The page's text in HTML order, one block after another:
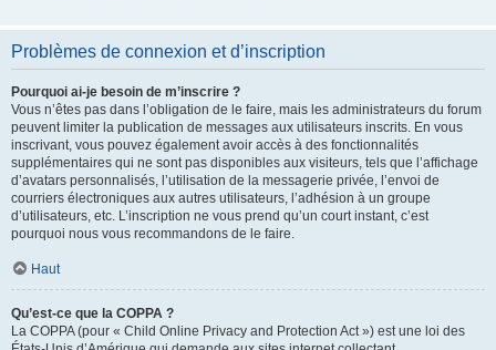
Problèmes de connexion et d’inscription
Pourquoi ai-je besoin de m’inscrire ?
Vous n’êtes pas dans l’obligation de le faire, mais les administrateurs du forum
peuvent limiter la publication de messages aux utilisateurs inscrits. En vous
inscrivant, vous pouvez également avoir accès à des fonctionnalités
supplémentaires qui ne sont pas disponibles aux visiteurs, tels que l’affichage
d’avatars personnalisés, l’utilisation de la messagerie privée, l’envoi de
courriers électroniques aux autres utilisateurs, l’adhésion à un groupe
d’utilisateurs, etc. L’inscription ne vous prend qu’un court instant, c’est
pourquoi nous vous recommandons de le faire.
Haut
Qu’est-ce que la COPPA ?
La COPPA (pour « Child Online Privacy and Protection Act ») est une loi des